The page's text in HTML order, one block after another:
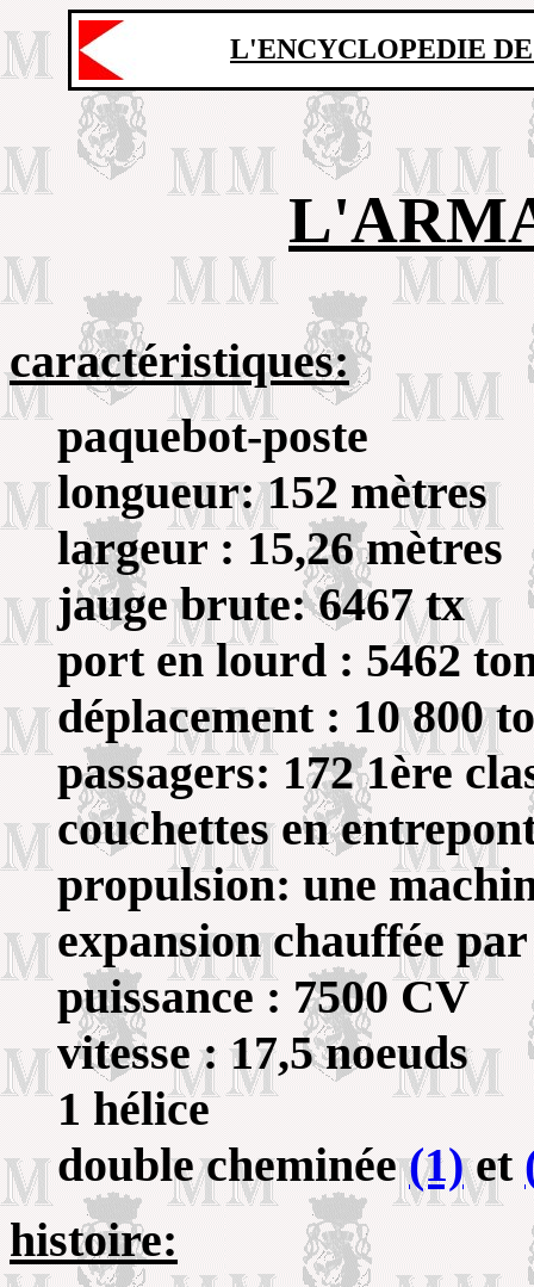
L'ENCYCLOPEDIE
caractéristiques:
paquebot-poste
longueur: 152 mètres
largeur : 15,26 mètres
jauge brute: 6467 tx
port en lourd : 5462
déplacement : 10 800
passagers: 172 1ère
couchettes en
propulsion: une
expansion chauffée
puissance : 7500 CV
vitesse : 17,5 noeuds
1 hélice
double cheminée(1)et
histoire: